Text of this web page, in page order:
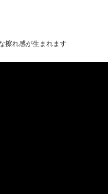
擦れ感が生まれます